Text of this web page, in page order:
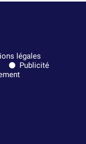
légales
Publicité